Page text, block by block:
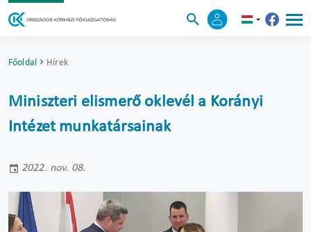
Főoldal Hírek
Miniszteri elismerő oklevél a Korányi
Intézet munkatársainak
2022. nov. 08.